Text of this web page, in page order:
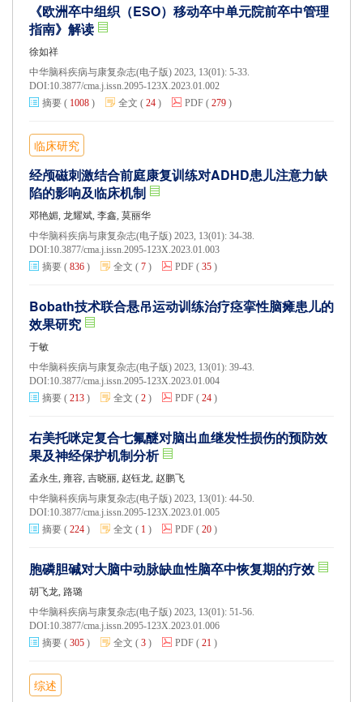
《欧洲卒中组织（ESO）移动卒中单元院前卒中管理
指南》解读
徐如祥
中华脑科疾病与康复杂志(电子版) 2023, 13(01): 5-33.
DOI:10.3877/cma.j.issn.2095-123X.2023.01.002
摘要 ( 1008 ) 全文 ( 24 ) PDF ( 279 )
临床研究
经颅磁刺激结合前庭康复训练对ADHD患儿注意力缺
陷的影响及临床机制
邓艳媚, 龙耀斌, 李鑫, 莫丽华
中华脑科疾病与康复杂志(电子版) 2023, 13(01): 34-38.
DOI:10.3877/cma.j.issn.2095-123X.2023.01.003
摘要 ( 836 ) 全文 ( 7 ) PDF ( 35 )
Bobath技术联合悬吊运动训练治疗痉挛性脑瘫患儿的
效果研究
于敏
中华脑科疾病与康复杂志(电子版) 2023, 13(01): 39-43.
DOI:10.3877/cma.j.issn.2095-123X.2023.01.004
摘要 ( 213 ) 全文 ( 2 ) PDF ( 24 )
右美托咪定复合七氟醚对脑出血继发性损伤的预防效
果及神经保护机制分析
孟永生, 雍容, 吉晓丽, 赵钰龙, 赵鹏飞
中华脑科疾病与康复杂志(电子版) 2023, 13(01): 44-50.
DOI:10.3877/cma.j.issn.2095-123X.2023.01.005
摘要 ( 224 ) 全文 ( 1 ) PDF ( 20 )
胞磷胆碱对大脑中动脉缺血性脑卒中恢复期的疗效
胡飞龙, 路璐
中华脑科疾病与康复杂志(电子版) 2023, 13(01): 51-56.
DOI:10.3877/cma.j.issn.2095-123X.2023.01.006
摘要 ( 305 ) 全文 ( 3 ) PDF ( 21 )
综述